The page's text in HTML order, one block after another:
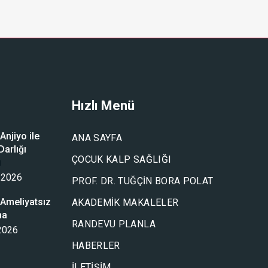
ile
Hızlı Menü
ANA SAYFA
ÇOCUK KALP SAĞLIĞI
PROF. DR. TUĞÇIN BORA POLAT
AKADEMIK MAKALELER
RANDEVU PLANLA
HABERLER